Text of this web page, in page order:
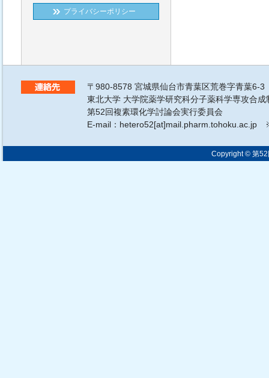
プライバシーポリシー
〒980-8578 宮城県仙台市青葉区荒巻字青葉6-3
東北大学 大学院薬学研究科分子薬科学専攻合成
第52回複素環化学討論会実行委員会
E-mail：hetero52[at]mail.pharm.tohoku.ac.jp
Copyright © 第52